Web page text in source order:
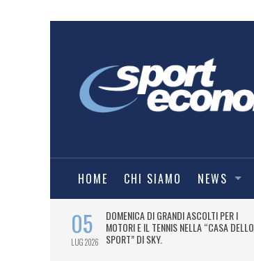
HOME CHI SIAMO NEWS
05
LUG 2026
DOMENICA DI GRANDI ASCOLTI PER I
MOTORI E IL TENNIS NELLA “CASA DELLO
SPORT” DI SKY.